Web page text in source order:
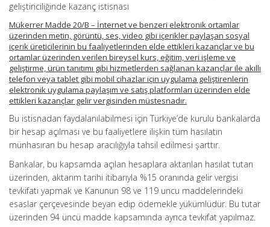
geliştiriciliğinde kazanç istisnası
Mükerrer Madde 20/B – İnternet ve benzeri elektronik ortamlar
üzerinden metin, görüntü, ses, video gibi içerikler paylaşan sosyal
içerik üreticilerinin bu faaliyetlerinden elde ettikleri kazançlar ve bu
ortamlar üzerinden verilen bireysel kurs, eğitim, veri işleme ve
geliştirme, ürün tanıtımı gibi hizmetlerden sağlanan kazançlar ile akıllı
telefon veya tablet gibi mobil cihazlar için uygulama geliştirenlerin
elektronik uygulama paylaşım ve satış platformları üzerinden elde
ettikleri kazançlar gelir vergisinden müstesnadır.
Bu istisnadan faydalanılabilmesi için Türkiye’de kurulu bankalarda
bir hesap açılması ve bu faaliyetlere ilişkin tüm hasılatın
münhasıran bu hesap aracılığıyla tahsil edilmesi şarttır.
Bankalar, bu kapsamda açılan hesaplara aktarılan hasılat tutarı
üzerinden, aktarım tarihi itibarıyla %15 oranında gelir vergisi
tevkifatı yapmak ve Kanunun 98 ve 119 uncu maddelerindeki
esaslar çerçevesinde beyan edip ödemekle yükümlüdür. Bu tutar
üzerinden 94 üncü madde kapsamında ayrıca tevkifat yapılmaz.